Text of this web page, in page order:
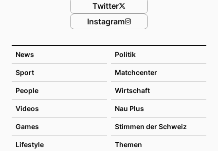
News Politik
Sport Matchcenter
People Wirtschaft
Videos Nau Plus
Games Stimmen der Schweiz
Lifestyle Themen
Twitter
Instagram